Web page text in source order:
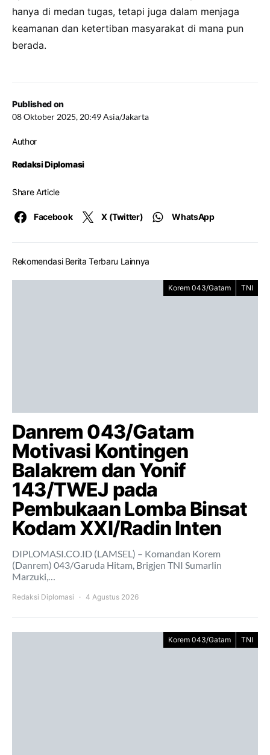
Published on
08 Oktober 2025, 20:49 Asia/Jakarta
Author
Redaksi Diplomasi
Share Article
Facebook X (Twitter) WhatsApp
hanya di medan tugas, tetapi juga dalam menjaga
keamanan dan ketertiban masyarakat di mana pun
berada.
Rekomendasi Berita Terbaru Lainnya
Korem 043/Gatam TNI
Danrem 043/Gatam
Motivasi Kontingen
Balakrem dan Yonif
143/TWEJ pada
Pembukaan Lomba Binsat
Kodam XXI/Radin Inten
DIPLOMASI.CO.ID (LAMSEL) – Komandan Korem
(Danrem) 043/Garuda Hitam, Brigjen TNI Sumarlin
Marzuki,…
Redaksi Diplomasi 4 Agustus 2026
Korem 043/Gatam TNI